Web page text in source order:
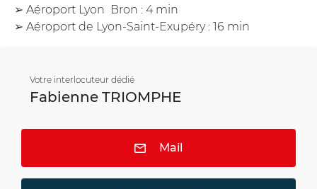
➢ Aéroport Lyon  Bron : 4 min
➢ Aéroport de Lyon-Saint-Exupéry : 16 min
Votre interlocuteur dédié
Fabienne TRIOMPHE
Mail